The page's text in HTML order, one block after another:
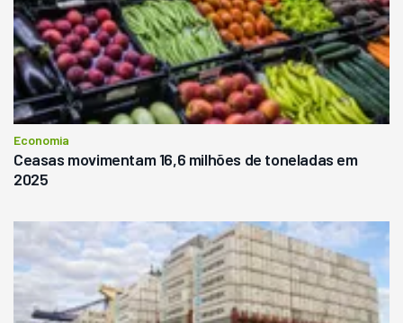
Economia
Ceasas movimentam 16,6 milhões de toneladas em
2025